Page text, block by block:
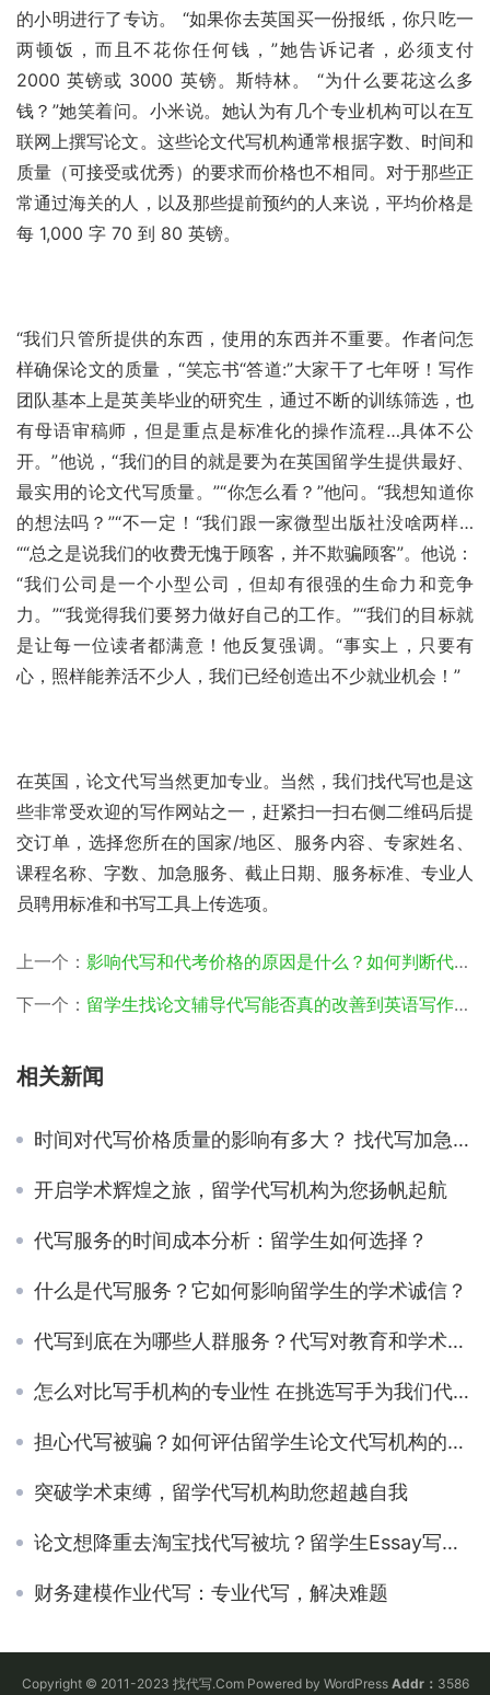
的小明进行了专访。 “如果你去英国买一份报纸，你只吃一
两顿饭，而且不花你任何钱，”她告诉记者，必须支付
2000 英镑或 3000 英镑。斯特林。 “为什么要花这么多
钱？”她笑着问。小米说。她认为有几个专业机构可以在互
联网上撰写论文。这些论文代写机构通常根据字数、时间和
质量（可接受或优秀）的要求而价格也不相同。对于那些正
常通过海关的人，以及那些提前预约的人来说，平均价格是
每 1,000 字 70 到 80 英镑。
“我们只管所提供的东西，使用的东西并不重要。作者问怎
样确保论文的质量，“笑忘书“答道:”大家干了七年呀！写作
团队基本上是英美毕业的研究生，通过不断的训练筛选，也
有母语审稿师，但是重点是标准化的操作流程…具体不公
开。”他说，“我们的目的就是要为在英国留学生提供最好、
最实用的论文代写质量。”“你怎么看？”他问。“我想知道你
的想法吗？”“不一定！“我们跟一家微型出版社没啥两样…
““总之是说我们的收费无愧于顾客，并不欺骗顾客”。他说：
“我们公司是一个小型公司，但却有很强的生命力和竞争
力。”“我觉得我们要努力做好自己的工作。”“我们的目标就
是让每一位读者都满意！他反复强调。“事实上，只要有
心，照样能养活不少人，我们已经创造出不少就业机会！”
在英国，论文代写当然更加专业。当然，我们找代写也是这
些非常受欢迎的写作网站之一，赶紧扫一扫右侧二维码后提
交订单，选择您所在的国家/地区、服务内容、专家姓名、
课程名称、字数、加急服务、截止日期、服务标准、专业人
员聘用标准和书写工具上传选项。
上一个： 影响代写和代考价格的原因是什么？如何判断代写和代考的价格是否合理？
下一个： 留学生找论文辅导代写能否真的改善到英语写作成绩呢
相关新闻
时间对代写价格质量的影响有多大？ 找代写加急靠谱吗？
开启学术辉煌之旅，留学代写机构为您扬帆起航
代写服务的时间成本分析：留学生如何选择？
什么是代写服务？它如何影响留学生的学术诚信？
代写到底在为哪些人群服务？代写对教育和学术的影响
怎么对比写手机构的专业性 在挑选写手为我们代写时需要注意哪些？
担心代写被骗？如何评估留学生论文代写机构的可靠性
突破学术束缚，留学代写机构助您超越自我
论文想降重去淘宝找代写被坑？留学生Essay写作修改能找代写机构吗？
财务建模作业代写：专业代写，解决难题
Copyright © 2011-2023 找代写.Com Powered by WordPress Addr： 3586